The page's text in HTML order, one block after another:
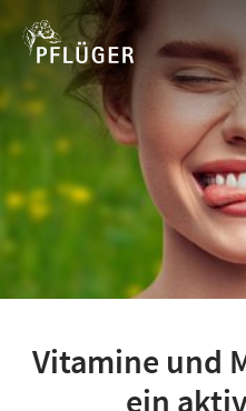
Vitamine und
ein